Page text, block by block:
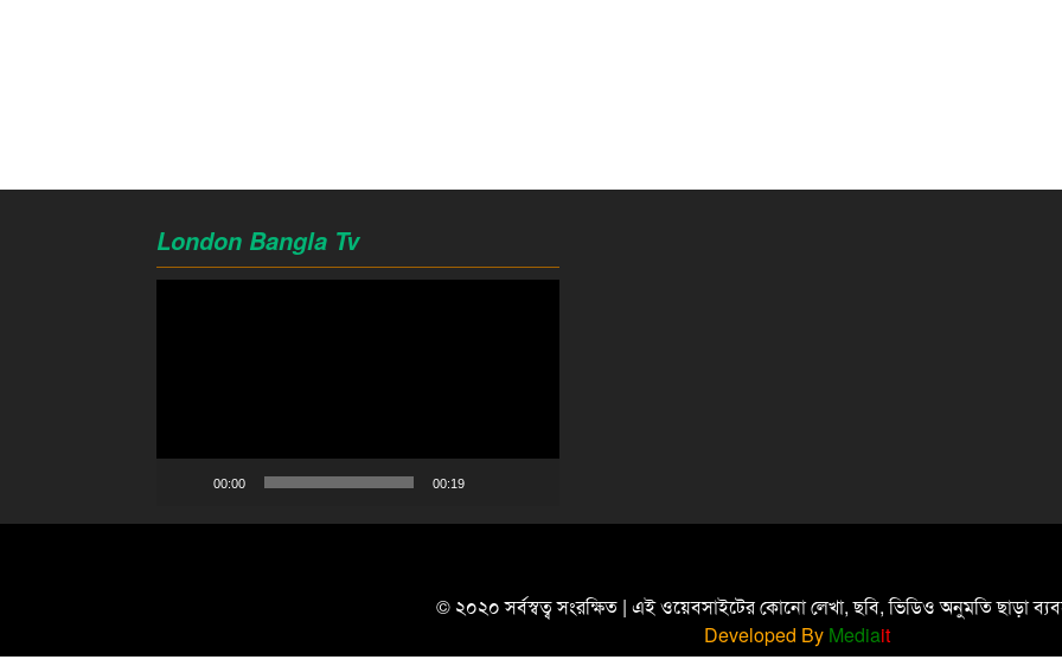
London Bangla Tv
00:00 00:19
© ২০২০ সর্বস্বত্ব সংরক্ষিত | এই ওয়েবসাইটের কোনো লেখা, ছবি, ভিডিও অনুমতি ছাড়া
Developed By Mediait